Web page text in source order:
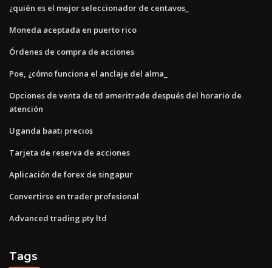
¿quién es el mejor seleccionador de centavos_
Moneda aceptada en puerto rico
Órdenes de compra de acciones
Poe, ¿cómo funciona el anclaje del alma_
Opciones de venta de td ameritrade después del horario de
atención
Uganda baati precios
Tarjeta de reserva de acciones
Aplicación de forex de singapur
Convertirse en trader profesional
Advanced trading pty ltd
Tags